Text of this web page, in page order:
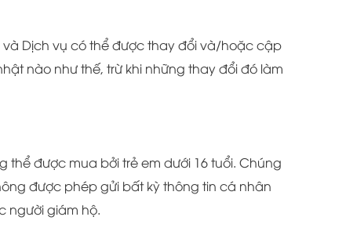
và Dịch vụ có thể được thay đổi và/hoặc cập
nào như thế, trừ khi những thay đổi đó làm
thể được mua bởi trẻ em dưới 16 tuổi. Chúng
được phép gửi bất kỳ thông tin cá nhân
người giám hộ.